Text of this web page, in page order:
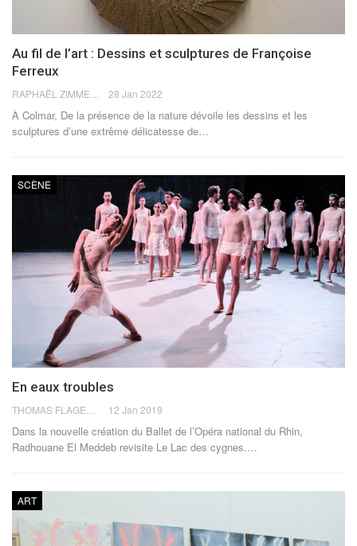
Au fil de l’art : Dessins et sculptures de Françoise
Ferreux
28 Jan 2022
À Colmar, De la présence de la nature dévoile les dessins et les
sculptures d’une extrême délicatesse de…
SCÈNE
En eaux troubles
12 Jan 2019
Dans la nouvelle création du Ballet de l’Opéra national du Rhin,
Radhouane El Meddeb revisite Le Lac des cygnes.…
ART